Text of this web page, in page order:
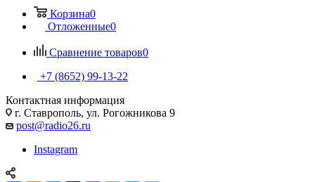
Корзина0
Отложенные0
Сравнение товаров0
+7 (8652) 99-13-22
Контактная информация
г. Ставрополь, ул. Рогожникова 9
post@radio26.ru
Instagram